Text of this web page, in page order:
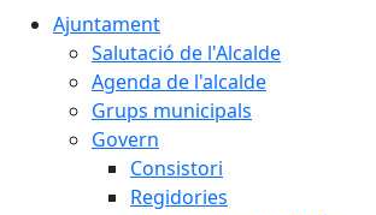
Ajuntament
Salutació de l'Alcalde
Agenda de l'alcalde
Grups municipals
Govern
Consistori
Regidories